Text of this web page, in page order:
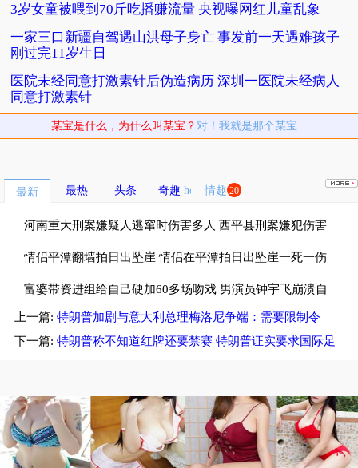
3岁女童被喂到70斤吃播赚流量 央视曝网红儿童乱象
一家三口新疆自驾遇山洪母子身亡 事发前一天遇难孩子
刚过完11岁生日
医院未经同意打激素针后伪造病历 深圳一医院未经病人
同意打激素针
某宝是什么，为什么叫某宝？ 对！我就是那个某宝
最新 最热 头条 奇趣 情趣 20
河南重大刑案嫌疑人逃窜时伤害多人 西平县刑案嫌犯伤害
多名无辜群众
情侣平潭翻墙拍日出坠崖 情侣在平潭拍日出坠崖一死一伤
富婆带资进组给自己硬加60多场吻戏 男演员钟宇飞崩溃自
曝遇富婆加吻戏
上一篇: 特朗普加剧与意大利总理梅洛尼争端：需要限制令
下一篇: 特朗普称不知道红牌还要禁赛 特朗普证实要求国际足